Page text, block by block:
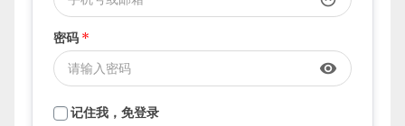
用户名*
face
密码*